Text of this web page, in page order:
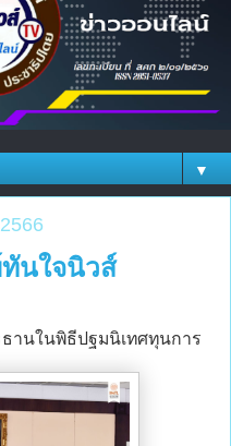
▼
นใจนิวส์
านในพิธีปฐมนิเทศทุนการ